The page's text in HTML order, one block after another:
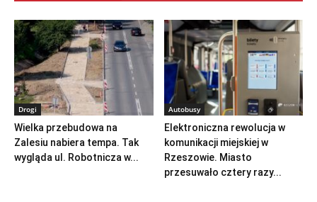
Drogi
Wielka przebudowa na
Zalesiu nabiera tempa. Tak
wygląda ul. Robotnicza w...
Autobusy
Elektroniczna rewolucja w
komunikacji miejskiej w
Rzeszowie. Miasto
przesuwało cztery razy...